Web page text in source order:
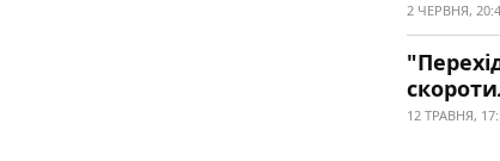
2 ЧЕРВНЯ,
12 ТРАВНЯ,